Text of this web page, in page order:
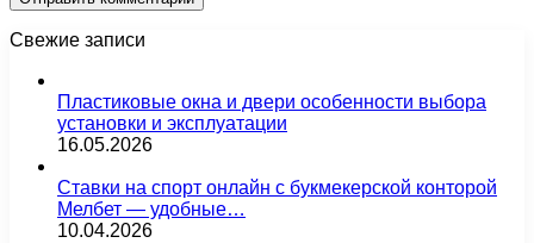
Свежие записи
Пластиковые окна и двери особенности выбора
установки и эксплуатации
16.05.2026
Ставки на спорт онлайн с букмекерской конторой
Мелбет — удобные…
10.04.2026